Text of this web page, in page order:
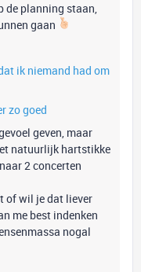
de planning staan,
gaan
ik niemand had om
zo goed
geven, maar
natuurlijk hartstikke
2 concerten
of wil je dat liever
me best indenken
nogal